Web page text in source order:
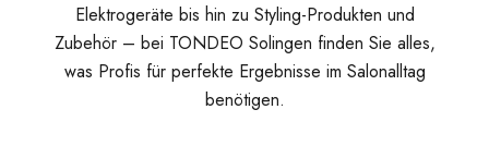
Elektrogeräte bis hin zu Styling-Produkten und
Zubehör – bei TONDEO Solingen finden Sie alles,
was Profis für perfekte Ergebnisse im Salonalltag
benötigen.